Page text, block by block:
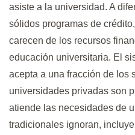
asiste a la universidad. A
sólidos programas de
carecen de los recursos
educación universitaria. El
acepta a una fracción de los
universidades privadas son
atiende las necesidades de
tradicionales ignoran,